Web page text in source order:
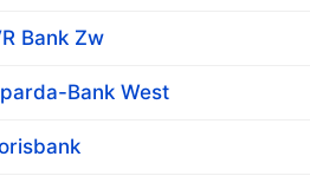
Bank Zw
Bank West